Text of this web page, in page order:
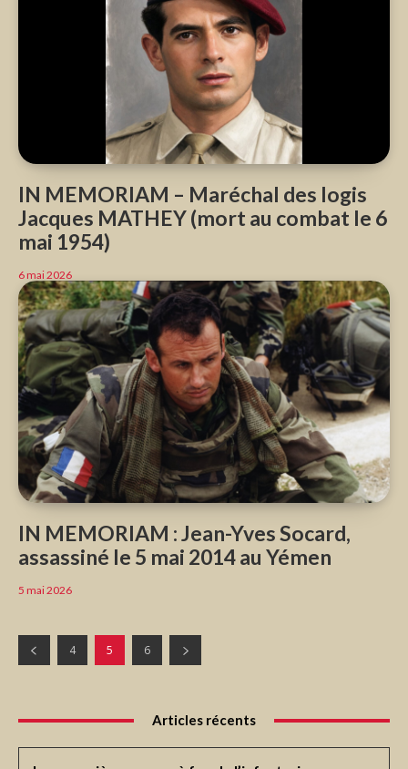
IN MEMORIAM – Maréchal des logis
Jacques MATHEY (mort au combat le 6
mai 1954)
6 mai 2026
IN MEMORIAM : Jean-Yves Socard,
assassiné le 5 mai 2014 au Yémen
5 mai 2026
4 5 6
Articles récents